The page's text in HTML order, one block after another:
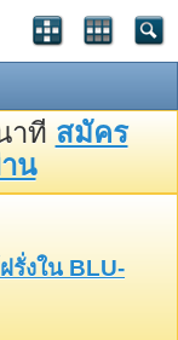
าที สมัคร
น
รั่งใน BLU-